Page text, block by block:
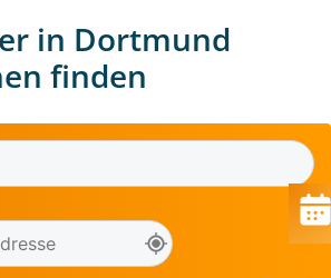
in Dortmund
finden